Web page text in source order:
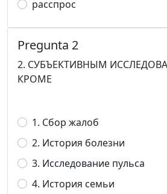
расспрос
Pregunta 2
2. СУБЪЕКТИВНЫМ
КРОМЕ
1. Сбор жалоб
2. История болезни
3. Исследование пульса
4. История семьи